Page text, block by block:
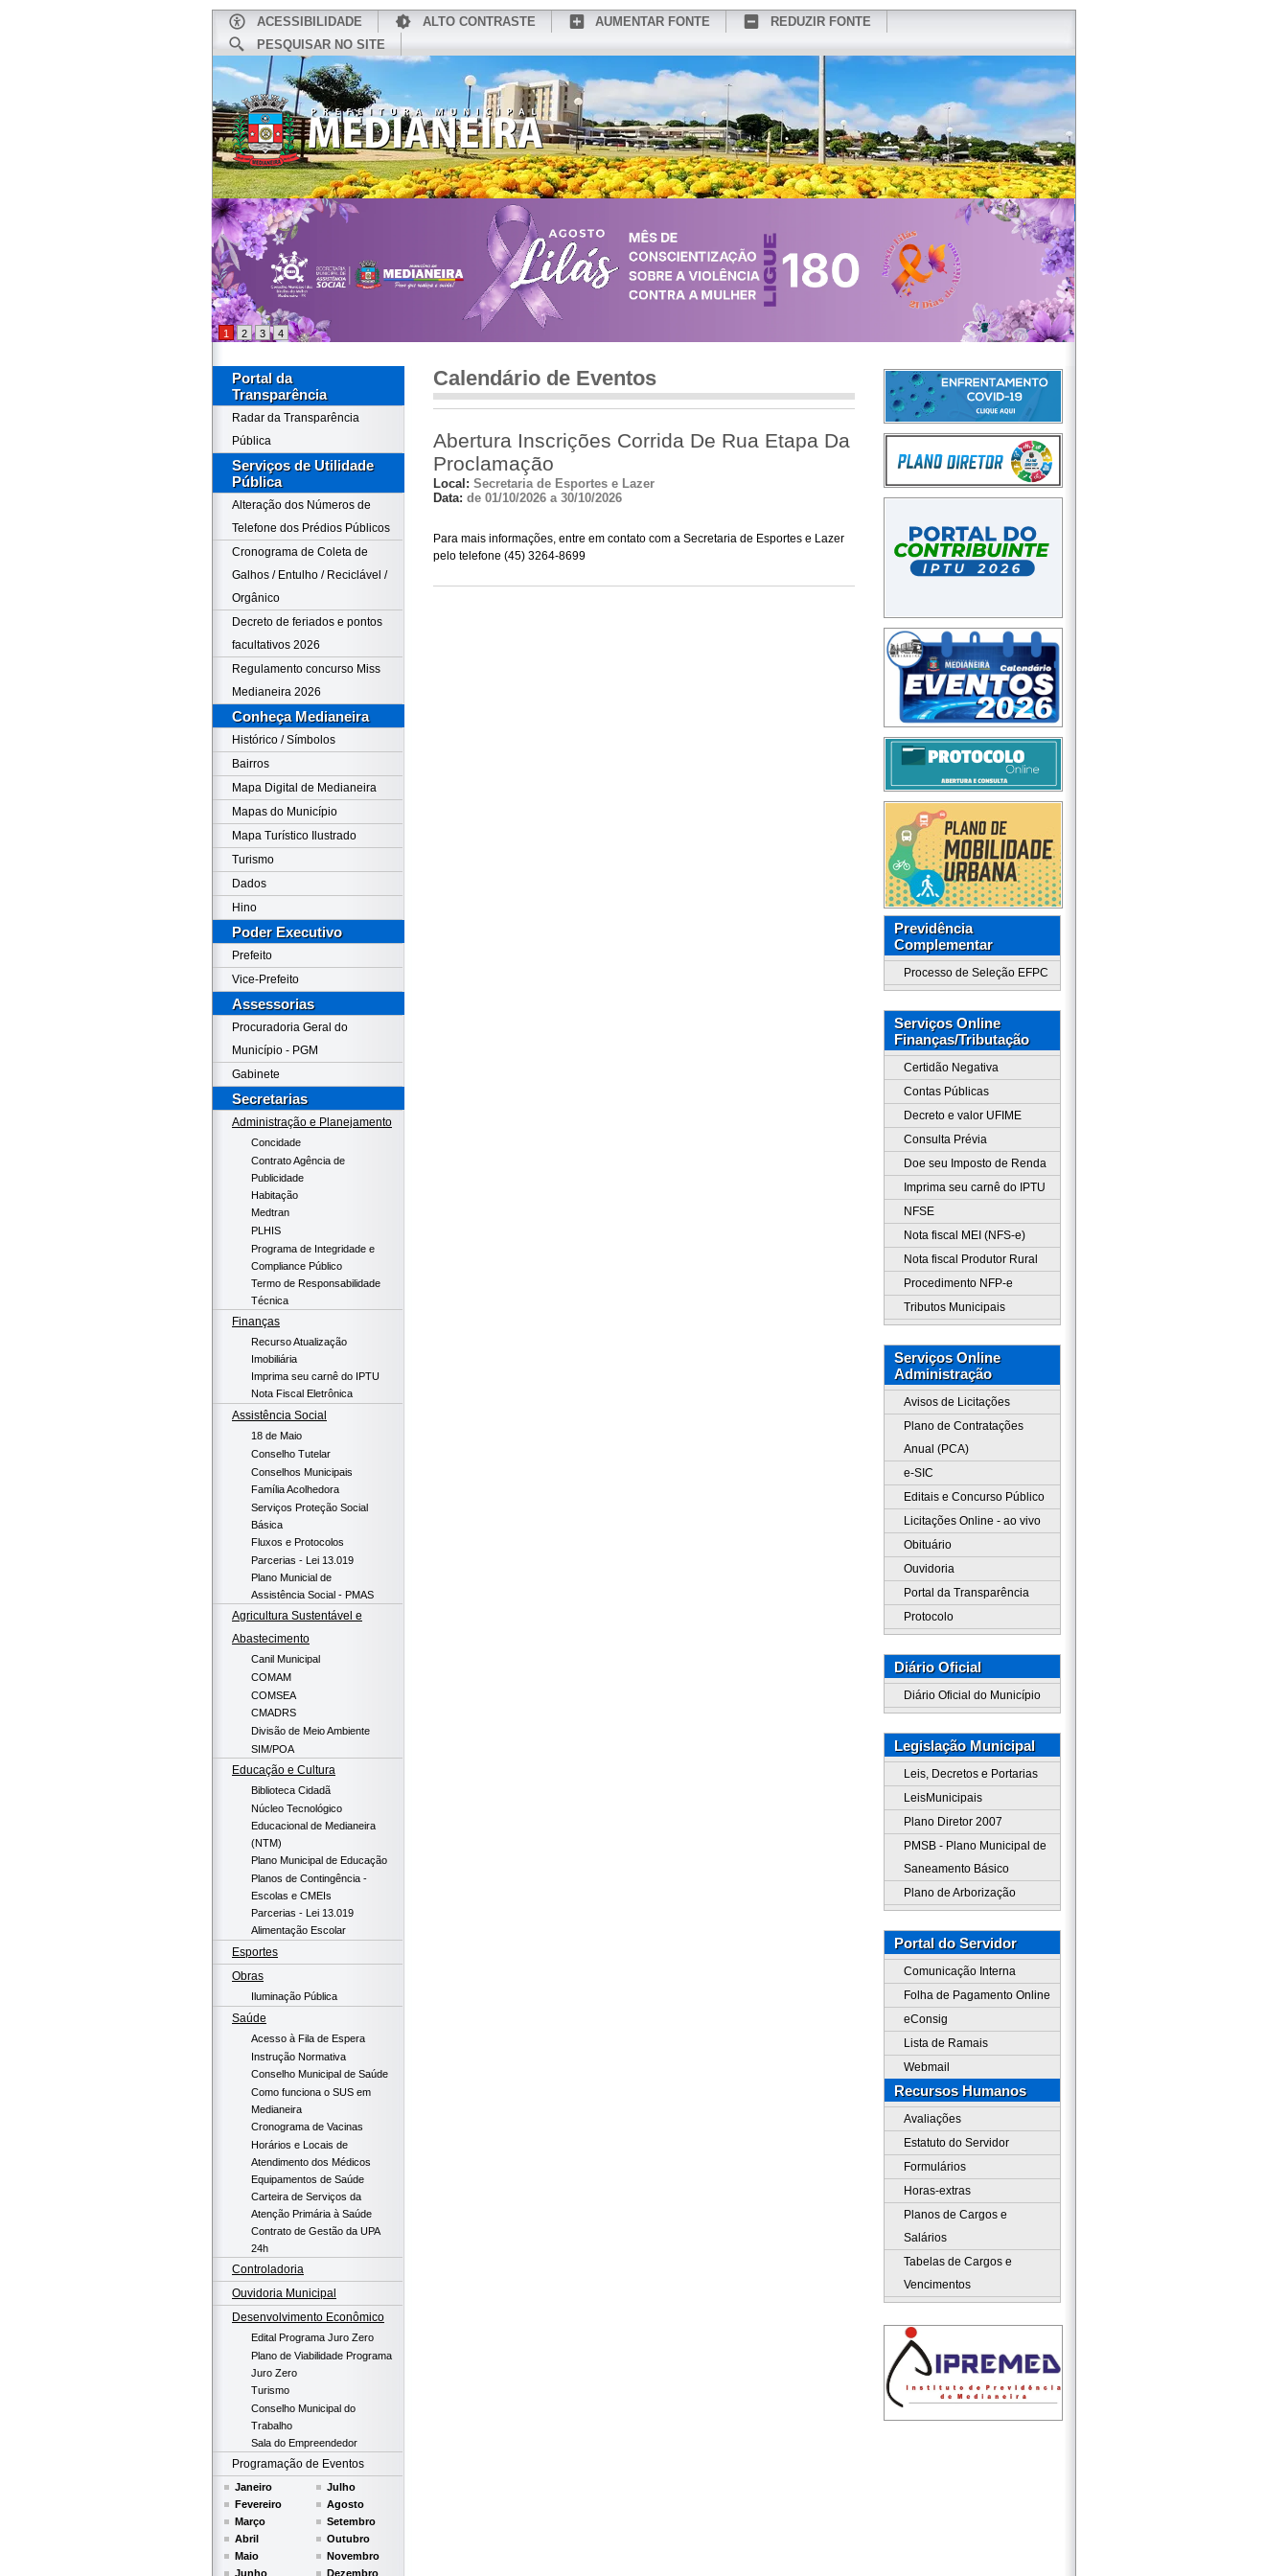
ACESSIBILIDADE ALTO CONTRASTE AUMENTAR FONTE
REDUZIR FONTE
PESQUISAR NO SITE
CONHEÇA MEDIANEIRA REDES SOCIAIS WEBMAIL
1 2 3 4
Portal da
Transparência
Radar da Transparência
Pública
Serviços de Utilidade
Pública
Alteração dos Números de
Telefone dos Prédios Públicos
Cronograma de Coleta de
Galhos / Entulho / Reciclável /
Orgânico
Decreto de feriados e pontos
facultativos 2026
Regulamento concurso Miss
Medianeira 2026
Conheça Medianeira
Histórico / Símbolos
Bairros
Mapa Digital de Medianeira
Mapas do Município
Mapa Turístico Ilustrado
Turismo
Dados
Hino
Poder Executivo
Prefeito
Vice-Prefeito
Assessorias
Procuradoria Geral do
Município - PGM
Gabinete
Secretarias
Administração e Planejamento
Concidade
Contrato Agência de
Publicidade
Habitação
Medtran
PLHIS
Programa de Integridade e
Compliance Público
Termo de Responsabilidade
Técnica
Finanças
Recurso Atualização
Imobiliária
Imprima seu carnê do IPTU
Nota Fiscal Eletrônica
Assistência Social
18 de Maio
Conselho Tutelar
Conselhos Municipais
Família Acolhedora
Serviços Proteção Social
Básica
Fluxos e Protocolos
Parcerias - Lei 13.019
Plano Municial de
Assistência Social - PMAS
Agricultura Sustentável e
Abastecimento
Canil Municipal
COMAM
COMSEA
CMADRS
Divisão de Meio Ambiente
SIM/POA
Educação e Cultura
Biblioteca Cidadã
Núcleo Tecnológico
Educacional de Medianeira
(NTM)
Plano Municipal de Educação
Planos de Contingência -
Escolas e CMEIs
Parcerias - Lei 13.019
Alimentação Escolar
Esportes
Obras
Iluminação Pública
Saúde
Acesso à Fila de Espera
Instrução Normativa
Conselho Municipal de Saúde
Como funciona o SUS em
Medianeira
Cronograma de Vacinas
Horários e Locais de
Atendimento dos Médicos
Equipamentos de Saúde
Carteira de Serviços da
Atenção Primária à Saúde
Contrato de Gestão da UPA
24h
Controladoria
Ouvidoria Municipal
Desenvolvimento Econômico
Edital Programa Juro Zero
Plano de Viabilidade Programa
Juro Zero
Turismo
Conselho Municipal do
Trabalho
Sala do Empreendedor
Programação de Eventos
Janeiro
Fevereiro
Março
Abril
Maio
Junho
Julho
Agosto
Setembro
Outubro
Novembro
Dezembro
Calendário de Eventos
Abertura Inscrições Corrida De Rua Etapa Da
Proclamação
Local: Secretaria de Esportes e Lazer
Data: de 01/10/2026 a 30/10/2026
Para mais informações, entre em contato com a Secretaria de Esportes e Lazer
pelo telefone (45) 3264-8699
Previdência
Complementar
Processo de Seleção EFPC
Serviços Online
Finanças/Tributação
Certidão Negativa
Contas Públicas
Decreto e valor UFIME
Consulta Prévia
Doe seu Imposto de Renda
Imprima seu carnê do IPTU
NFSE
Nota fiscal MEI (NFS-e)
Nota fiscal Produtor Rural
Procedimento NFP-e
Tributos Municipais
Serviços Online
Administração
Avisos de Licitações
Plano de Contratações
Anual (PCA)
e-SIC
Editais e Concurso Público
Licitações Online - ao vivo
Obituário
Ouvidoria
Portal da Transparência
Protocolo
Diário Oficial
Diário Oficial do Município
Legislação Municipal
Leis, Decretos e Portarias
LeisMunicipais
Plano Diretor 2007
PMSB - Plano Municipal de
Saneamento Básico
Plano de Arborização
Portal do Servidor
Comunicação Interna
Folha de Pagamento Online
eConsig
Lista de Ramais
Webmail
Recursos Humanos
Avaliações
Estatuto do Servidor
Formulários
Horas-extras
Planos de Cargos e
Salários
Tabelas de Cargos e
Vencimentos